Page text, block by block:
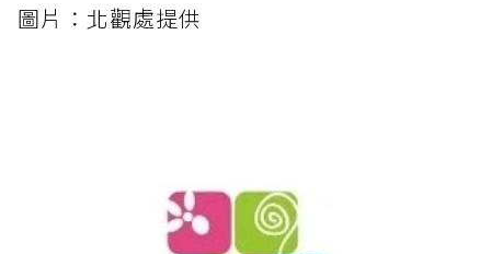
圖片：北觀處提供